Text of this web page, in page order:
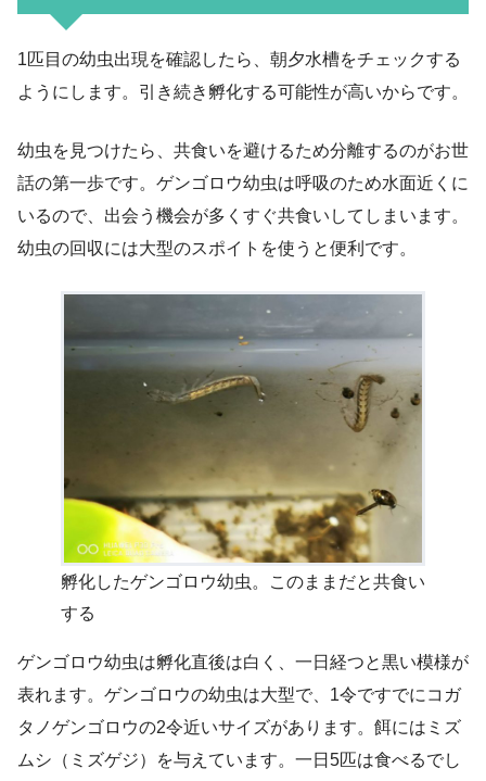
1匹目の幼虫出現を確認したら、朝夕水槽をチェックする
ようにします。引き続き孵化する可能性が高いからです。
幼虫を見つけたら、共食いを避けるため分離するのがお世
話の第一歩です。ゲンゴロウ幼虫は呼吸のため水面近くに
いるので、出会う機会が多くすぐ共食いしてしまいます。
幼虫の回収には大型のスポイトを使うと便利です。
孵化したゲンゴロウ幼虫。このままだと共食い
する
ゲンゴロウ幼虫は孵化直後は白く、一日経つと黒い模様が
表れます。ゲンゴロウの幼虫は大型で、1令ですでにコガ
タノゲンゴロウの2令近いサイズがあります。餌にはミズ
ムシ（ミズゲジ）を与えています。一日5匹は食べるでし